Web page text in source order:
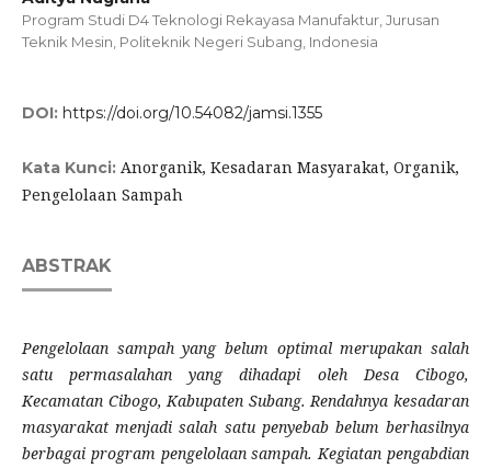
Program Studi D4 Teknologi Rekayasa Manufaktur, Jurusan
Teknik Mesin, Politeknik Negeri Subang, Indonesia
DOI: https://doi.org/10.54082/jamsi.1355
Kata Kunci: Anorganik, Kesadaran Masyarakat, Organik,
Pengelolaan Sampah
ABSTRAK
Pengelolaan sampah yang belum optimal merupakan salah
satu permasalahan yang dihadapi oleh Desa Cibogo,
Kecamatan Cibogo, Kabupaten Subang. Rendahnya kesadaran
masyarakat menjadi salah satu penyebab belum berhasilnya
berbagai program pengelolaan sampah. Kegiatan pengabdian